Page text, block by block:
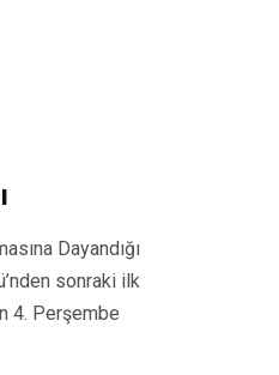
Dayandığı
sonraki ilk
4. Perşembe